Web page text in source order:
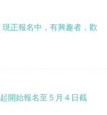
正報名中，有興趣者，歡
開始報名至５月４日截